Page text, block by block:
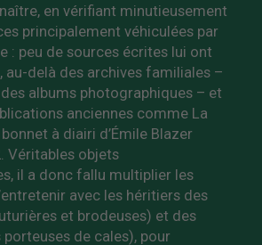
en vérifiant minutieusement
principalement véhiculées par
: peu de sources écrites lui ont
au-delà des archives familiales –
albums photographiques – et
anciennes comme La
à diairi d’Émile Blazer
Véritables objets
il a donc fallu multiplier les
avec les héritiers des
et brodeuses) et des
de cales), pour